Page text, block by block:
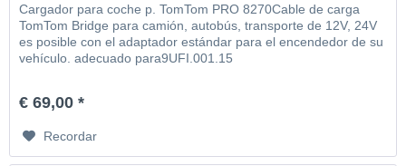
Cargador para coche p. TomTom PRO 8270Cable de carga
TomTom Bridge para camión, autobús, transporte de 12V, 24V
es posible con el adaptador estándar para el encendedor de su
vehículo. adecuado para9UFI.001.15
€ 69,00 *
Recordar